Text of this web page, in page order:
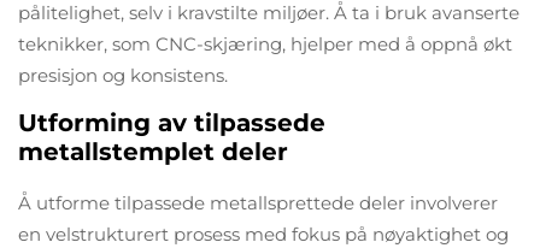
pålitelighet, selv i kravstilte miljøer. Å ta i bruk avanserte
teknikker, som CNC-skjæring, hjelper med å oppnå økt
presisjon og konsistens.
Utforming av tilpassede
metallstemplet deler
Å utforme tilpassede metallsprettede deler involverer
en velstrukturert prosess med fokus på nøyaktighet og